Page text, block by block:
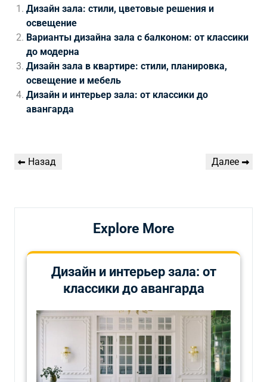
Дизайн зала: стили, цветовые решения и
освещение
Варианты дизайна зала с балконом: от классики
до модерна
Дизайн зала в квартире: стили, планировка,
освещение и мебель
Дизайн и интерьер зала: от классики до
авангарда
Навигация
Предыдущая
Назад
Следующая
Далее
Explore More
Дизайн и интерьер зала: от
классики до авангарда